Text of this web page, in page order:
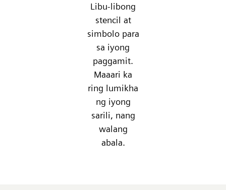
Libu-libong
stencil at
simbolo para
sa iyong
paggamit.
Maaari ka
ring lumikha
ng iyong
sarili, nang
walang
abala.